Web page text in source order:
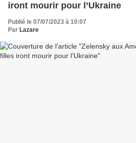
iront mourir pour l’Ukraine
Publié le 07/07/2023 à 10:07
Par Lazare